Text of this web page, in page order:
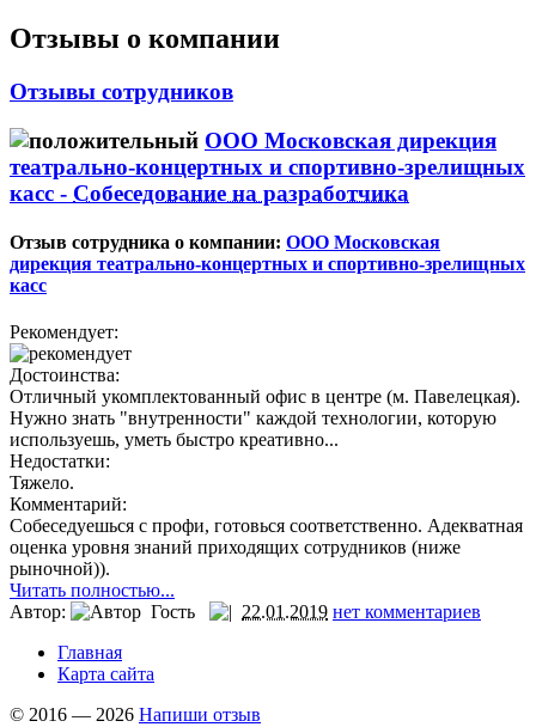
Отзывы о компании
Отзывы сотрудников
ООО Московская дирекция
театрально-концертных и спортивно-зрелищных
касс - Собеседование на разработчика
Отзыв сотрудника о компании: ООО Московская
дирекция театрально-концертных и спортивно-зрелищных
касс
Рекомендует:
Достоинства:
Отличный укомплектованный офис в центре (м. Павелецкая).
Нужно знать "внутренности" каждой технологии, которую
используешь, уметь быстро креативно...
Недостатки:
Тяжело.
Комментарий:
Собеседуешься с профи, готовься соответственно. Адекватная
оценка уровня знаний приходящих сотрудников (ниже
рыночной)).
Читать полностью...
Автор:
Гость 22.01.2019 нет комментариев
Главная
Карта сайта
© 2016 — 2026 Напиши отзыв